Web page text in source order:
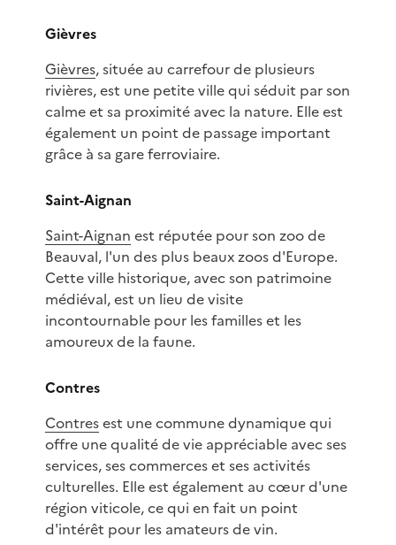
Gièvres
Gièvres, située au carrefour de plusieurs
rivières, est une petite ville qui séduit par son
calme et sa proximité avec la nature. Elle est
également un point de passage important
grâce à sa gare ferroviaire.
Saint-Aignan
Saint-Aignan est réputée pour son zoo de
Beauval, l'un des plus beaux zoos d'Europe.
Cette ville historique, avec son patrimoine
médiéval, est un lieu de visite
incontournable pour les familles et les
amoureux de la faune.
Contres
Contresest une commune dynamique qui
offre une qualité de vie appréciable avec ses
services, ses commerces et ses activités
culturelles. Elle est également au cœur d'une
région viticole, ce qui en fait un point
d'intérêt pour les amateurs de vin.